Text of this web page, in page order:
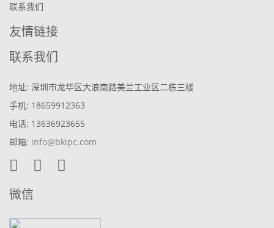
联系我们
友情链接
联系我们
地址: 深圳市龙华区大浪南路美兰工业区二栋三楼
手机: 18659912363
电话: 13636923655
邮箱: info@bkipc.com
微信